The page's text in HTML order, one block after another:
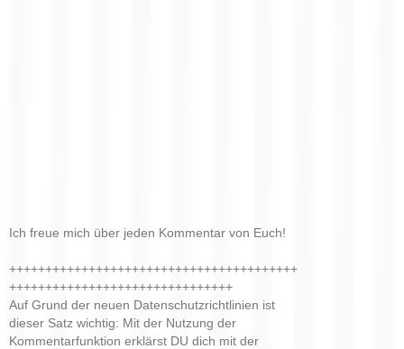
Ich freue mich über jeden Kommentar von Euch!
++++++++++++++++++++++++++++++++++++++++
+++++++++++++++++++++++++++++++
Auf Grund der neuen Datenschutzrichtlinien ist
dieser Satz wichtig: Mit der Nutzung der
Kommentarfunktion erklärst DU dich mit der